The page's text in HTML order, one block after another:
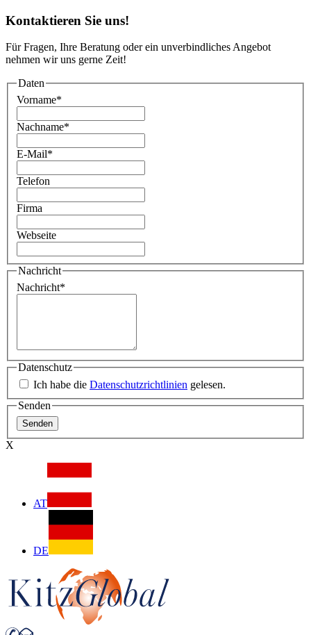
Kontaktieren Sie uns!
Für Fragen, Ihre Beratung oder ein unverbindliches Angebot
nehmen wir uns gerne Zeit!
Daten
Vorname*
Nachname*
E-Mail*
Telefon
Firma
Webseite
Nachricht
Nachricht*
Datenschutz
Ich habe die Datenschutzrichtlinien gelesen.
Senden
X
AT
DE